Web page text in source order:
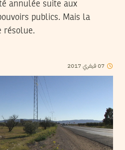
annulée suite aux
publics. Mais la
résolue.
07فيفري2017